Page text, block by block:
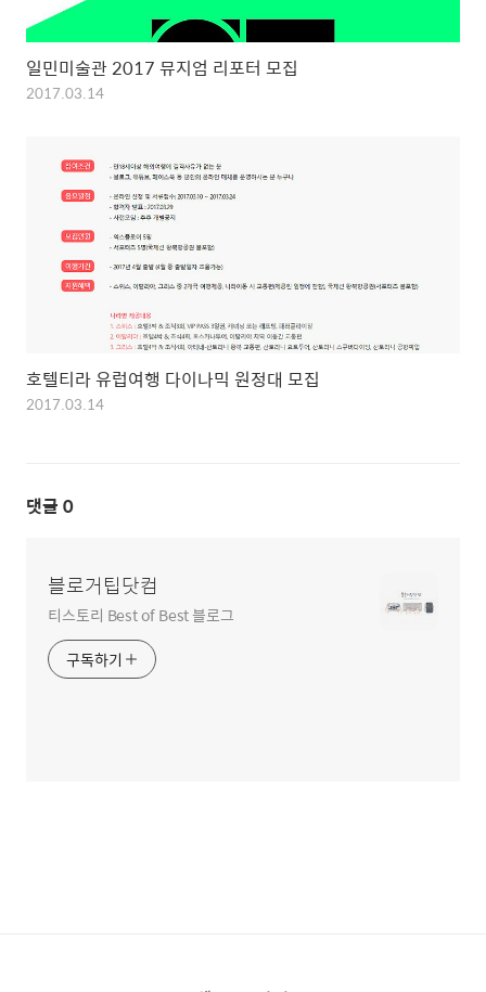
일민미술관 2017 뮤지엄 리포터 모집
2017.03.14
호텔티라 유럽여행 다이나믹 원정대 모집
2017.03.14
댓글 0
블로거팁닷컴
티스토리 Best of Best 블로그
구독하기